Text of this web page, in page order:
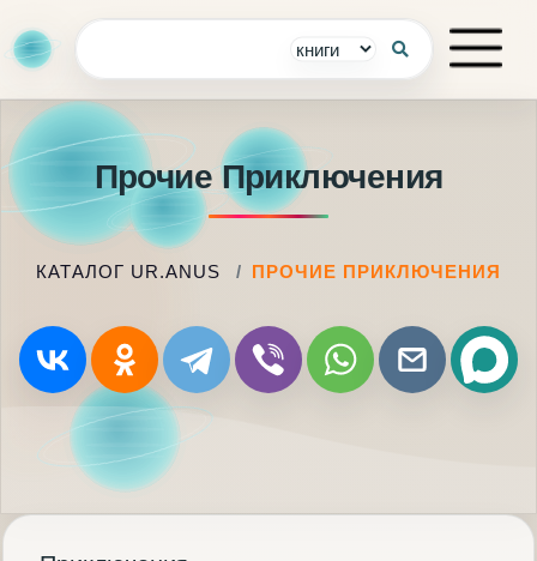
Прочие Приключения
КАТАЛОГ UR.ANUS ПРОЧИЕ ПРИКЛЮЧЕНИЯ